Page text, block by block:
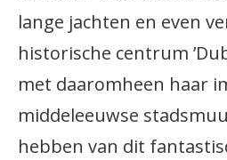
lange jachten en even
historische centrum
met daaromheen haar
middeleeuwse
hebben van dit